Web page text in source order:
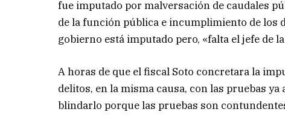
fue imputado por malversación de caudales
de la función pública e incumplimiento de los
gobierno está imputado pero, «falta el jefe de
A horas de que el fiscal Soto concretara la
delitos, en la misma causa, con las pruebas
blindarlo porque las pruebas son